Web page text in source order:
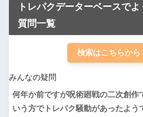
トレパクデーターベースで
質問一覧
検索はこちらから
みんなの疑問
何年か前ですが呪術廻戦の二次創作
いう方でトレパク騒動があったよう